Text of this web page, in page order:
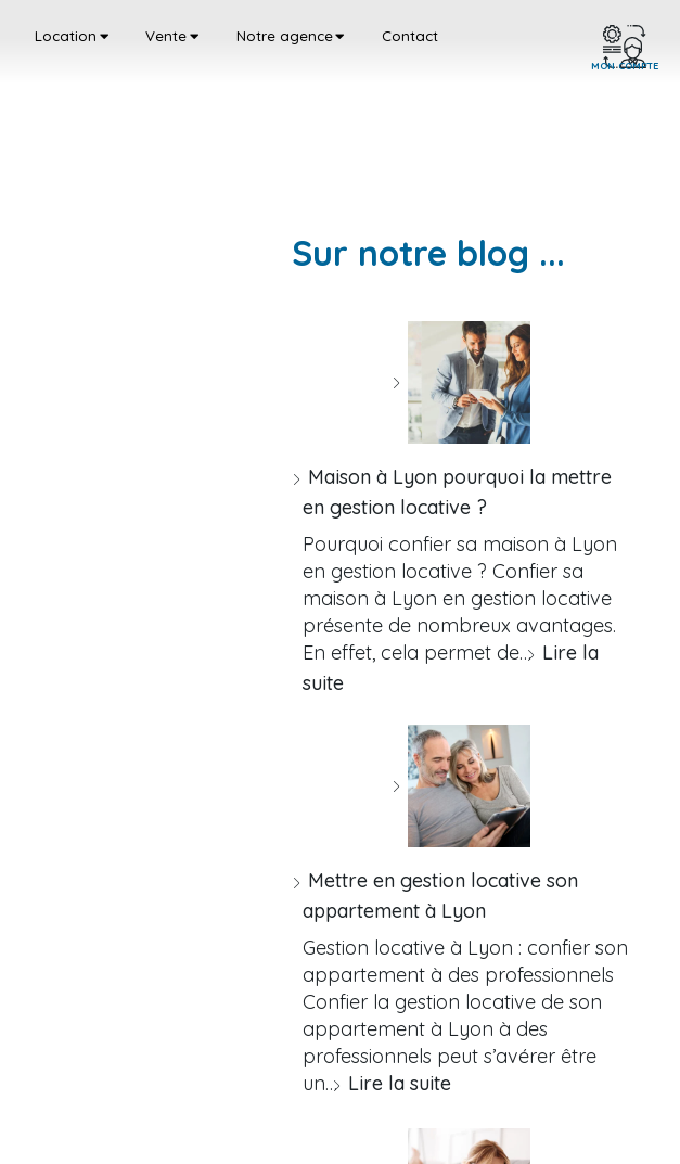
Location Vente Notre agence Contact
MON COMPTE
Sur notre blog ...
Maison à Lyon pourquoi la mettre
en gestion locative ?
Pourquoi confier sa maison à Lyon
en gestion locative ? Confier sa
maison à Lyon en gestion locative
présente de nombreux avantages.
En effet, cela permet de… Lire la
suite
Mettre en gestion locative son
appartement à Lyon
Gestion locative à Lyon : confier son
appartement à des professionnels
Confier la gestion locative de son
appartement à Lyon à des
professionnels peut s’avérer être
un… Lire la suite